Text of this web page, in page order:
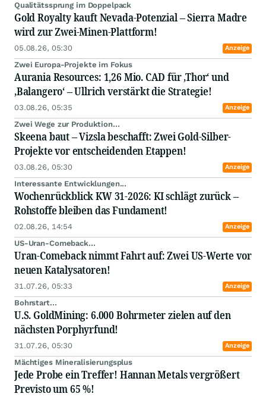
Qualitätssprung im Doppelpack
Gold Royalty kauft Nevada-Potenzial – Sierra Madre
wird zur Zwei-Minen-Plattform!
05.08.26, 05:30 Anzeige
Zwei Europa-Projekte im Fokus
Aurania Resources: 1,26 Mio. CAD für ‚Thor‘ und
‚Balangero‘ – Ullrich verstärkt die Strategie!
03.08.26, 05:35 Anzeige
Zwei Wege zur Produktion...
Skeena baut – Vizsla beschafft: Zwei Gold-Silber-
Projekte vor entscheidenden Etappen!
03.08.26, 05:30 Anzeige
Interessante Entwicklungen...
Wochenrückblick KW 31-2026: KI schlägt zurück –
Rohstoffe bleiben das Fundament!
02.08.26, 14:54 Anzeige
US-Uran-Comeback...
Uran-Comeback nimmt Fahrt auf: Zwei US-Werte vor
neuen Katalysatoren!
31.07.26, 05:33 Anzeige
Bohrstart...
U.S. GoldMining: 6.000 Bohrmeter zielen auf den
nächsten Porphyrfund!
31.07.26, 05:30 Anzeige
Mächtiges Mineralisierungsplus
Jede Probe ein Treffer! Hannan Metals vergrößert
Previsto um 65 %!